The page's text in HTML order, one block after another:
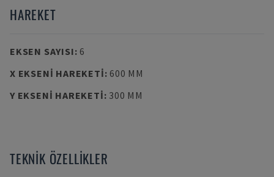
HAREKET
EKSEN SAYISI: 6
X EKSENI HAREKETI: 600 MM
Y EKSENI HAREKETI: 300 MM
TEKNIK ÖZELLIKLER